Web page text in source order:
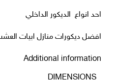
احد انواع الديكور الداخلي
افضل ديكورات منازل ابيات
Additional information
DIMENSIONS